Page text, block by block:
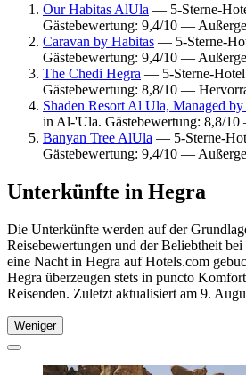
Our Habitas AlUla — 5-Sterne-
Gästebewertung: 9,4/10 —
Caravan by Habitas — 5-Sterne-
Gästebewertung: 9,4/10 —
The Chedi Hegra — 5-Sterne-
Gästebewertung: 8,8/10 —
Shaden Resort Al Ula, Managed
in Al-'Ula. Gästebewertung: 8,8/
Banyan Tree AlUla — 5-Sterne-
Gästebewertung: 9,4/10 —
Unterkünfte in Hegra
Die Unterkünfte werden auf der
Reisebewertungen und der Beliebtheit
eine Nacht in Hegra auf Hotels.com
Hegra überzeugen stets in puncto
Reisenden. Zuletzt aktualisiert am 9.
Weniger